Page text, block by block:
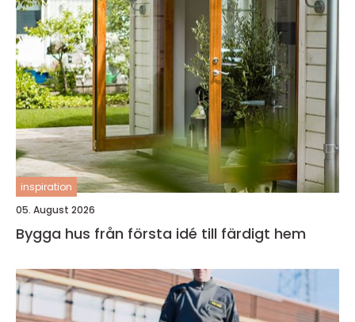
inspiration
05. August 2026
Bygga hus från första idé till färdigt hem